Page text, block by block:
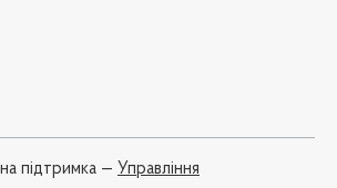
підтримка — Управління